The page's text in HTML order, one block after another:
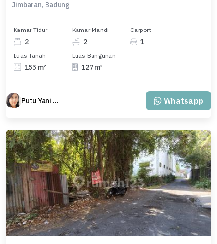
Jimbaran, Badung
Kamar Tidur
2
Kamar Mandi
2
Carport
1
Luas Tanah
155 m²
Luas Bangunan
127 m²
Putu Yani Susanti Whatsapp